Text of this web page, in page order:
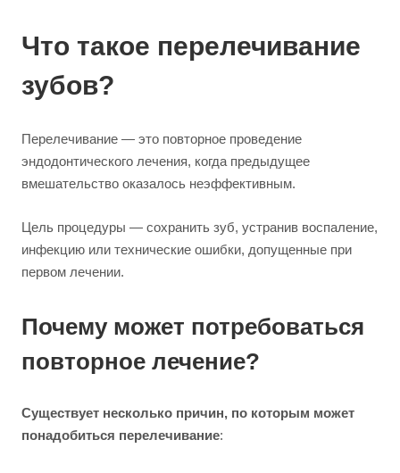
Что такое перелечивание
зубов?
Перелечивание — это повторное проведение
эндодонтического лечения, когда предыдущее
вмешательство оказалось неэффективным.
Цель процедуры — сохранить зуб, устранив воспаление,
инфекцию или технические ошибки, допущенные при
первом лечении.
Почему может потребоваться
повторное лечение?
Существует несколько причин, по которым может
понадобиться перелечивание: